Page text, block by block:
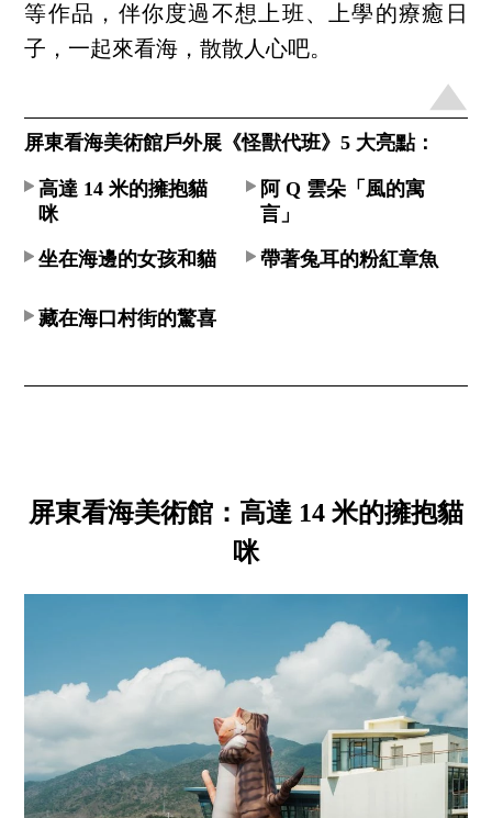
等作品，伴你度過不想上班、上學的療癒日
子，一起來看海，散散人心吧。
屏東看海美術館戶外展《怪獸代班》5 大亮點：
高達 14 米的擁抱貓
咪
阿 Q 雲朵「風的寓
言」
坐在海邊的女孩和貓 帶著兔耳的粉紅章魚
藏在海口村街的驚喜
屏東看海美術館：高達 14 米的擁抱貓
咪